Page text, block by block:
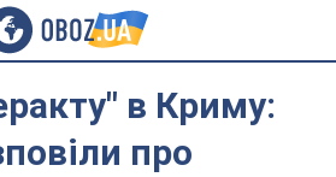
в Криму:
про